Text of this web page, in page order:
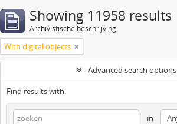
Showing 11958 results
Archivistische beschrijving
With digital objects
Advanced search options
Find results with:
in